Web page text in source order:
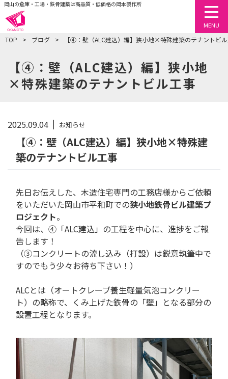
岡山の倉庫・工場・鉄骨建築は高品質・低価格の岡本製作所
TOP ブログ 【④：壁（ALC建込）編】狭小地×特殊建築のテナントビ
MENU
【④：壁（ALC建込）編】狭小地
×特殊建築のテナントビル工事
2025.09.04 お知らせ
【④：壁（ALC建込）編】狭小地×特殊建
築のテナントビル工事
先日お伝えした、木造住宅専門の工務店様からご依頼
をいただいた岡山市平和町での狭小地鉄骨ビル建築プ
ロジェクト。
今回は、④「ALC建込」の工程を中心に、進捗をご報
告します！
（③コンクリートの流し込み（打設）は鋭意執筆中で
すのでもう少々お待ち下さい！）
ALCとは（オートクレーブ養生軽量気泡コンクリー
ト）の略称で、くみ上げた鉄骨の「壁」となる部分の
設置工程となります。